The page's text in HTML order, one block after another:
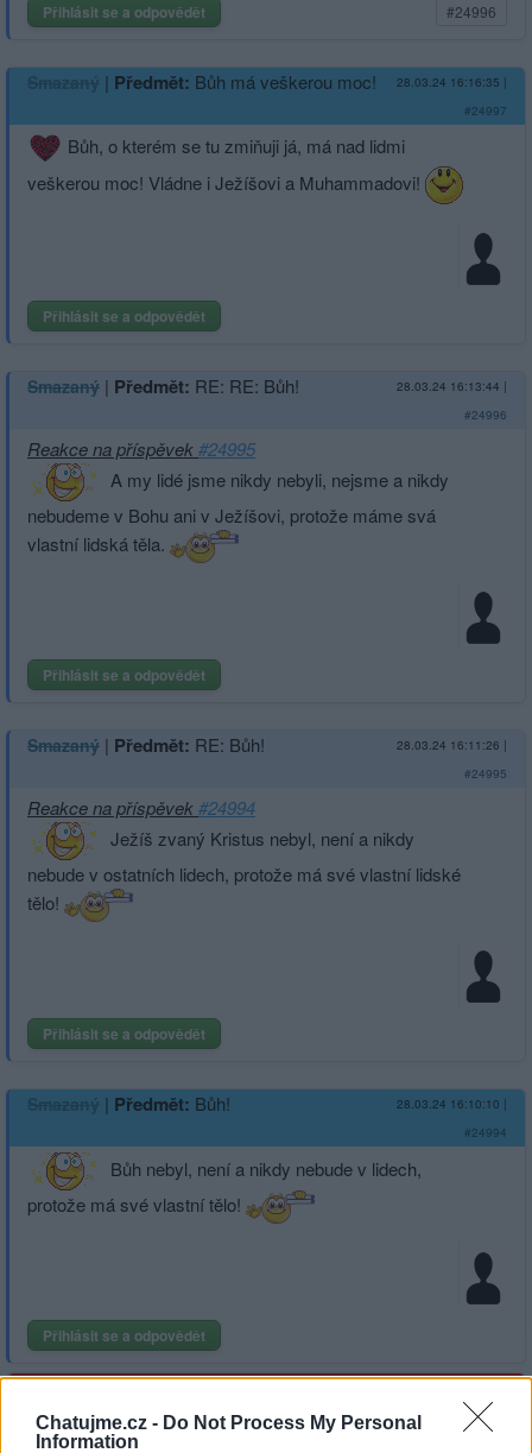
Chatujme.cz - Do Not Process My Personal
Information
Přihlásit se a odpovědět #24996
Smazaný | Předmět: Bůh má veškerou moc! 28.03.24 16:16:35 |
#24997
Bůh, o kterém se tu zmiňuji já, má nad lidmi
veškerou moc! Vládne i Ježíšovi a Muhammadovi!
Přihlásit se a odpovědět
Smazaný | Předmět: RE: RE: Bůh! 28.03.24 16:13:44 |
#24996
Reakce na příspěvek#24995
A my lidé jsme nikdy nebyli, nejsme a nikdy
nebudeme v Bohu ani v Ježíšovi, protože máme svá
vlastní lidská těla.
Přihlásit se a odpovědět
Smazaný | Předmět: RE: Bůh! 28.03.24 16:11:26 |
#24995
Reakce na příspěvek#24994
Ježíš zvaný Kristus nebyl, není a nikdy
nebude v ostatních lidech, protože má své vlastní lidské
tělo!
Přihlásit se a odpovědět
Smazaný | Předmět: Bůh! 28.03.24 16:10:10 |
#24994
Bůh nebyl, není a nikdy nebude v lidech,
protože má své vlastní tělo!
Přihlásit se a odpovědět
Reklama
Smazaný|Předmět:
RE: RE: RE: RE: RE: